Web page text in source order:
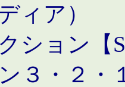
ィア）
ション【
３・２